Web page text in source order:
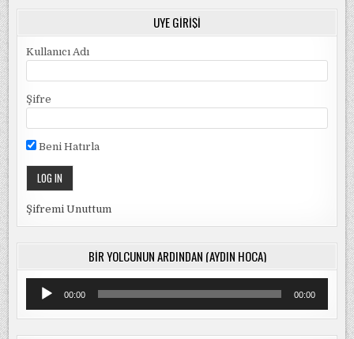
ÜYE GIRIŞI
Kullanıcı Adı
Şifre
Beni Hatırla
Şifremi Unuttum
BIR YOLCUNUN ARDINDAN (AYDIN HOCA)
Ses
oynatıcı00:00 00:00